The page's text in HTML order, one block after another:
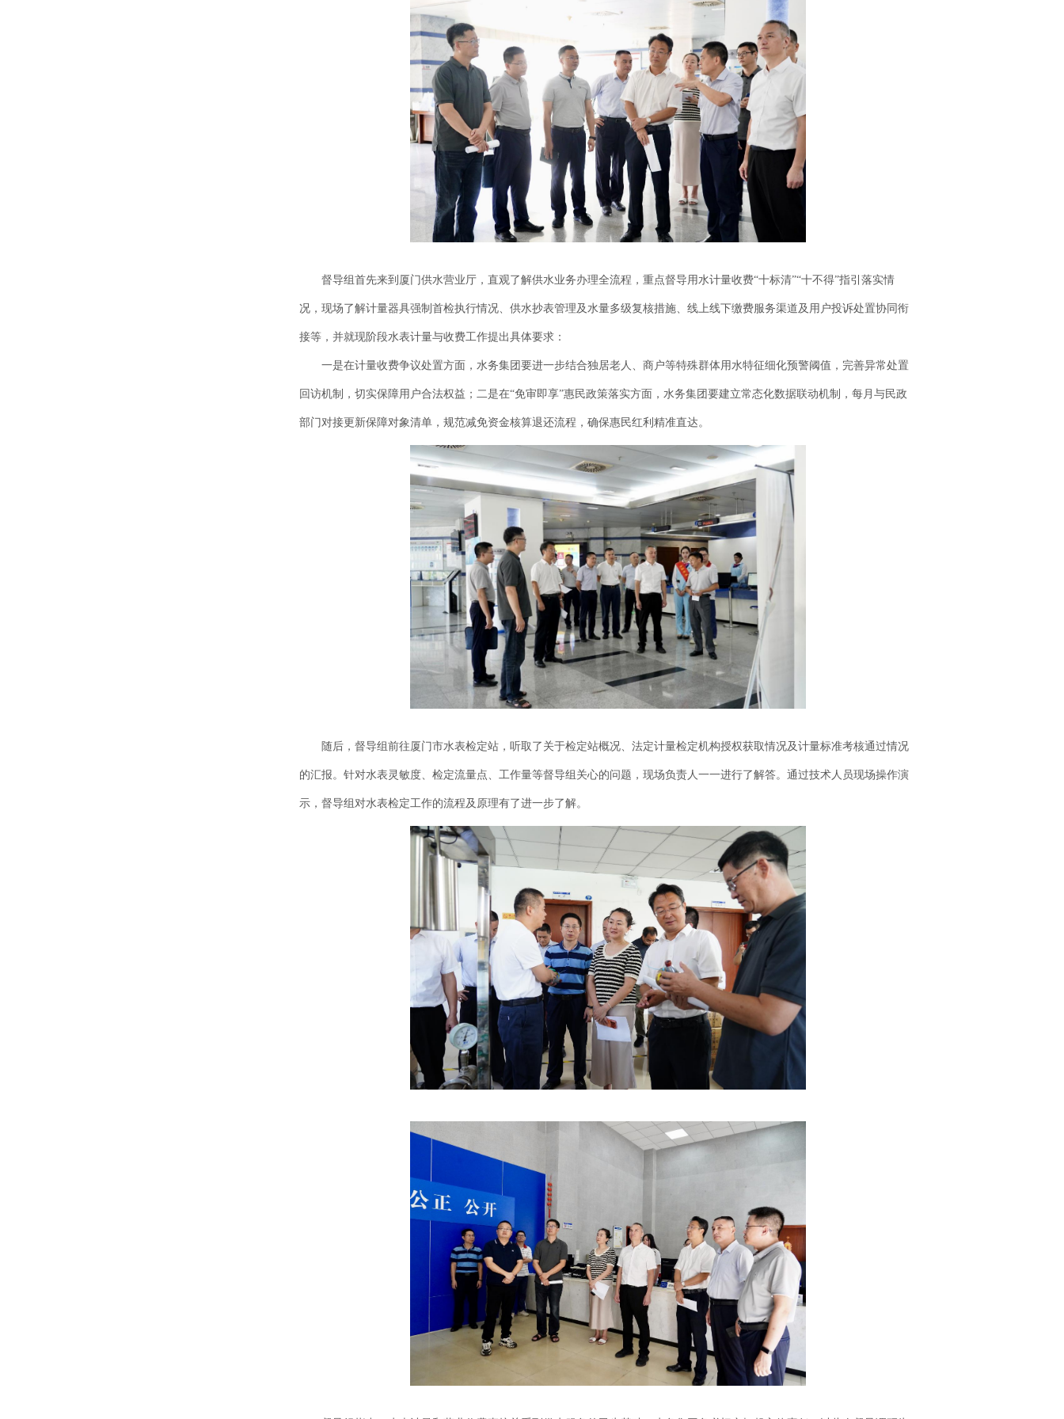
督导组首先来到厦门供水营业厅，直观了解供水业务办理全流程，重点督导用水计量收费“十标清”“十不得”指引落实情
况，现场了解计量器具强制首检执行情况、供水抄表管理及水量多级复核措施、线上线下缴费服务渠道及用户投诉处置协同衔
接等，并就现阶段水表计量与收费工作提出具体要求：
一是在计量收费争议处置方面，水务集团要进一步结合独居老人、商户等特殊群体用水特征细化预警阈值，完善异常处置
回访机制，切实保障用户合法权益；二是在“免审即享”惠民政策落实方面，水务集团要建立常态化数据联动机制，每月与民政
部门对接更新保障对象清单，规范减免资金核算退还流程，确保惠民红利精准直达。
随后，督导组前往厦门市水表检定站，听取了关于检定站概况、法定计量检定机构授权获取情况及计量标准考核通过情况
的汇报。针对水表灵敏度、检定流量点、工作量等督导组关心的问题，现场负责人一一进行了解答。通过技术人员现场操作演
示，督导组对水表检定工作的流程及原理有了进一步了解。